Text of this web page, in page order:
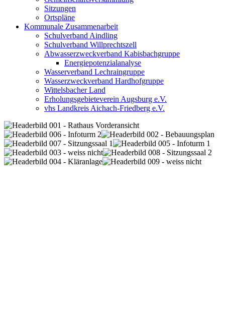
Sitzungen
Ortspläne
Kommunale Zusammenarbeit
Schulverband Aindling
Schulverband Willprechtszell
Abwasserzweckverband Kabisbachgruppe
Energiepotenzialanalyse
Wasserverband Lechraingruppe
Wasserzweckverband Hardhofgruppe
Wittelsbacher Land
Erholungsgebieteverein Augsburg e.V.
vhs Landkreis Aichach-Friedberg e.V.